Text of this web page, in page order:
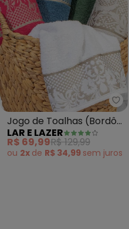
Jogo de Toalhas (Bordô)
2 Peças
LAR E LAZER
R$ 69,99R$ 129,99
ou 2x de R$ 34,99 sem juros